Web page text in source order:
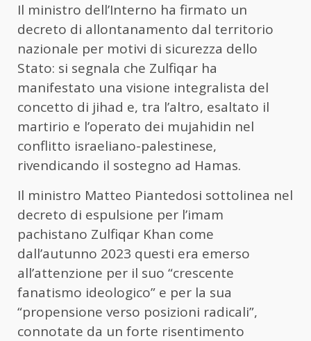
Il ministro dell’Interno ha firmato un
decreto di allontanamento dal territorio
nazionale per motivi di sicurezza dello
Stato: si segnala che Zulfiqar ha
manifestato una visione integralista del
concetto di jihad e, tra l’altro, esaltato il
martirio e l’operato dei mujahidin nel
conflitto israeliano-palestinese,
rivendicando il sostegno ad Hamas.
Il ministro Matteo Piantedosi sottolinea nel
decreto di espulsione per l’imam
pachistano Zulfiqar Khan come
dall’autunno 2023 questi era emerso
all’attenzione per il suo “crescente
fanatismo ideologico” e per la sua
“propensione verso posizioni radicali”,
connotate da un forte risentimento